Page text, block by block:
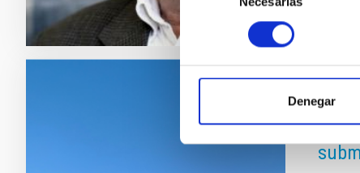
consentimiento
Denegar
NOTA
El